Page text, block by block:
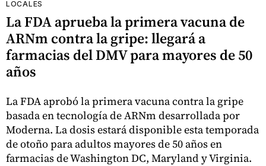
LOCALES
La FDA aprueba la primera vacuna de
ARNm contra la gripe: llegará a
farmacias del DMV para mayores de 50
años
La FDA aprobó la primera vacuna contra la gripe
basada en tecnología de ARNm desarrollada por
Moderna. La dosis estará disponible esta temporada
de otoño para adultos mayores de 50 años en
farmacias de Washington DC, Maryland y Virginia.